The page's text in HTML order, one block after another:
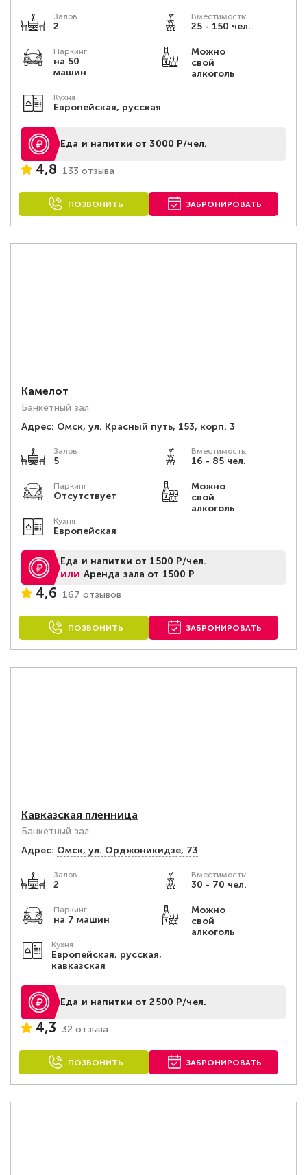
Залов
2
Вместимость:
25 - 150 чел.
Паркинг
на 50
машин
Можно
свой
алкоголь
Кухня
Европейская, русская
Еда и напитки от 3000 Р/чел.
4,8 133 отзыва
ПОЗВОНИТЬ ЗАБРОНИРОВАТЬ
Камелот
Банкетный зал
Адрес: Омск, ул. Красный путь, 153, корп. 3
Залов
5
Вместимость:
16 - 85 чел.
Паркинг
Отсутствует
Можно
свой
алкоголь
Кухня
Европейская
Еда и напитки от 1500 Р/чел.
или Аренда зала от 1500 Р
4,6 167 отзывов
ПОЗВОНИТЬ ЗАБРОНИРОВАТЬ
Кавказская пленница
Банкетный зал
Адрес: Омск, ул. Орджоникидзе, 73
Залов
2
Вместимость:
30 - 70 чел.
Паркинг
на 7 машин
Можно
свой
алкоголь
Кухня
Европейская, русская,
кавказская
Еда и напитки от 2500 Р/чел.
4,3 32 отзыва
ПОЗВОНИТЬ ЗАБРОНИРОВАТЬ